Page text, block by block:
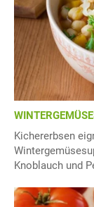
Kichererbsen
Knoblauch und